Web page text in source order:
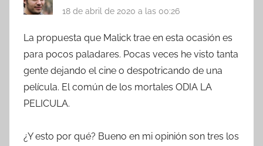
18 de abril de 2020 a las 00:26
La propuesta que Malick trae en esta ocasión es
para pocos paladares. Pocas veces he visto tanta
gente dejando el cine o despotricando de una
película. El común de los mortales ODIA LA
PELICULA.
¿Y esto por qué? Bueno en mi opinión son tres los